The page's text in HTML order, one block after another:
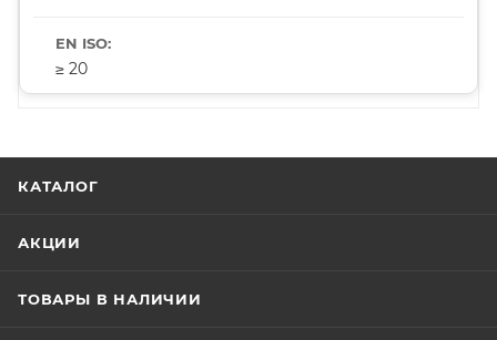
≥ 20
КАТАЛОГ
АКЦИИ
ТОВАРЫ В НАЛИЧИИ